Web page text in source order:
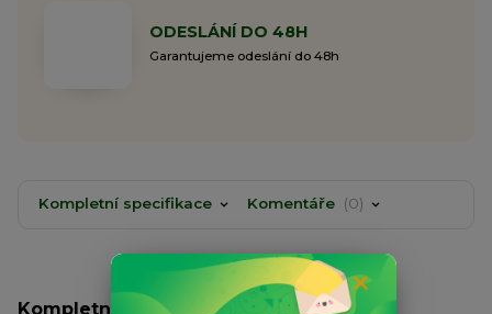
ODESLÁNÍ DO 48H
Garantujeme odeslání do 48h
Kompletní specifikace Komentáře 0
Kompletní specifikace